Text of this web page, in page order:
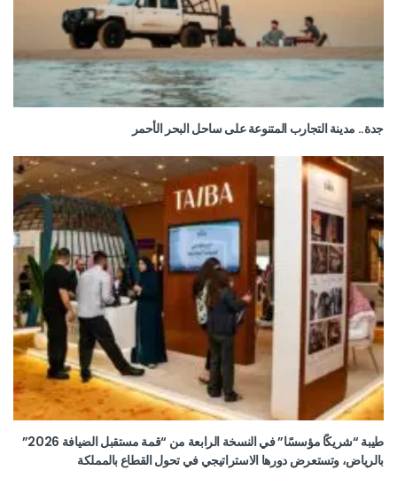
جدة.. مدينة التجارب المتنوعة على ساحل البحر الأحمر
طيبة “شريكًا مؤسسًا” في النسخة الرابعة من “قمة مستقبل الضيافة 2026”
بالرياض، وتستعرض دورها الاستراتيجي في تحول القطاع بالمملكة